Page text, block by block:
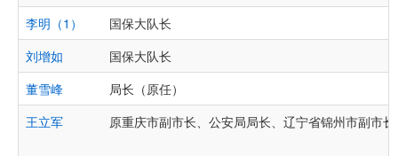
李明（1）
国保大队长
刘增如
国保大队长
董雪峰
局长（原任）
王立军
原重庆市副市长、公安局局长、辽宁省锦州市副市